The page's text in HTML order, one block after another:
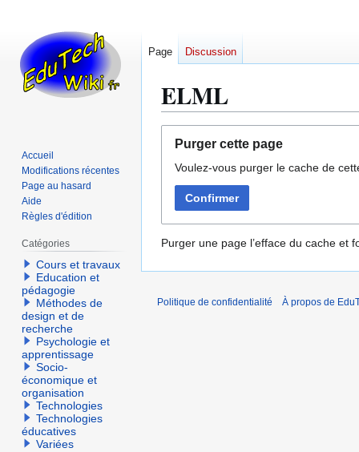
ELML
navigation
recherche
Purger cette page
Voulez-vous purger le cache de
Confirmer
Purger une page l’efface du cache et
Page Discussion
Accueil
Modifications récentes
Page au hasard
Aide
Règles d'édition
Catégories
Cours et travaux
Education et
pédagogie
Méthodes de
design et de
recherche
Psychologie et
apprentissage
Socio-
économique et
organisation
Technologies
Technologies
éducatives
Variées
Politique de confidentialité À propos de